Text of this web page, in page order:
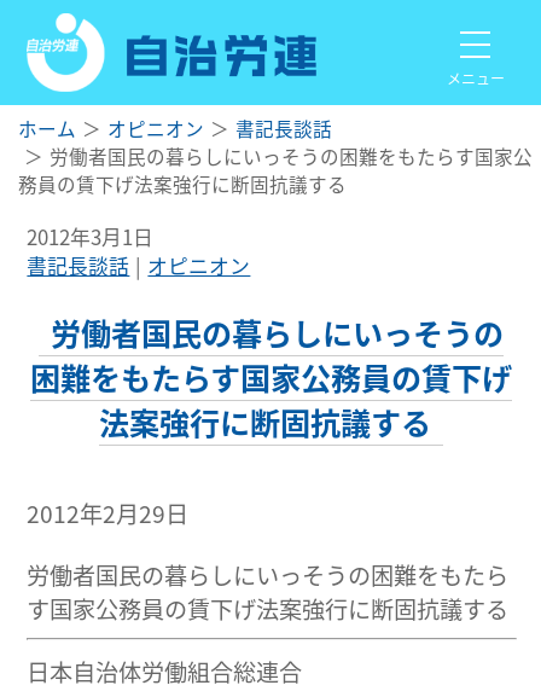
メニュー
ホーム オピニオン
書記長談話
労働者国民の暮らしにいっそうの困難をもたらす国家公
務員の賃下げ法案強行に断固抗議する
2012年3月1日
書記長談話
オピニオン
労働者国民の暮らしにいっそうの
困難をもたらす国家公務員の賃下げ
法案強行に断固抗議する
2012年2月29日
労働者国民の暮らしにいっそうの困難をもたら
す国家公務員の賃下げ法案強行に断固抗議する
日本自治体労働組合総連合